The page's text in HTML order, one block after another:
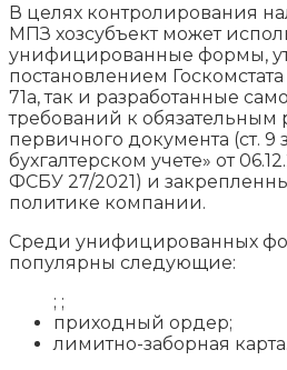
В целях контролирования
МПЗ хозсубъект может
унифицированные формы,
постановлением
71а, так и разработанные
требований к обязательным
первичного документа (ст. 9
бухгалтерском учете» от
ФСБУ 27/2021) и
политике компании.
Среди унифицированных
популярны следующие:
; ;
приходный ордер;
лимитно-заборная карта.